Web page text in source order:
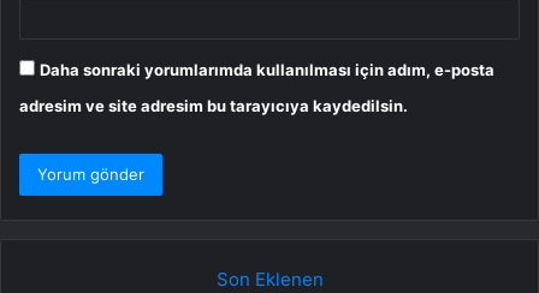
Daha sonraki yorumlarımda kullanılması için adım, e-posta
adresim ve site adresim bu tarayıcıya kaydedilsin.
Son Eklenen